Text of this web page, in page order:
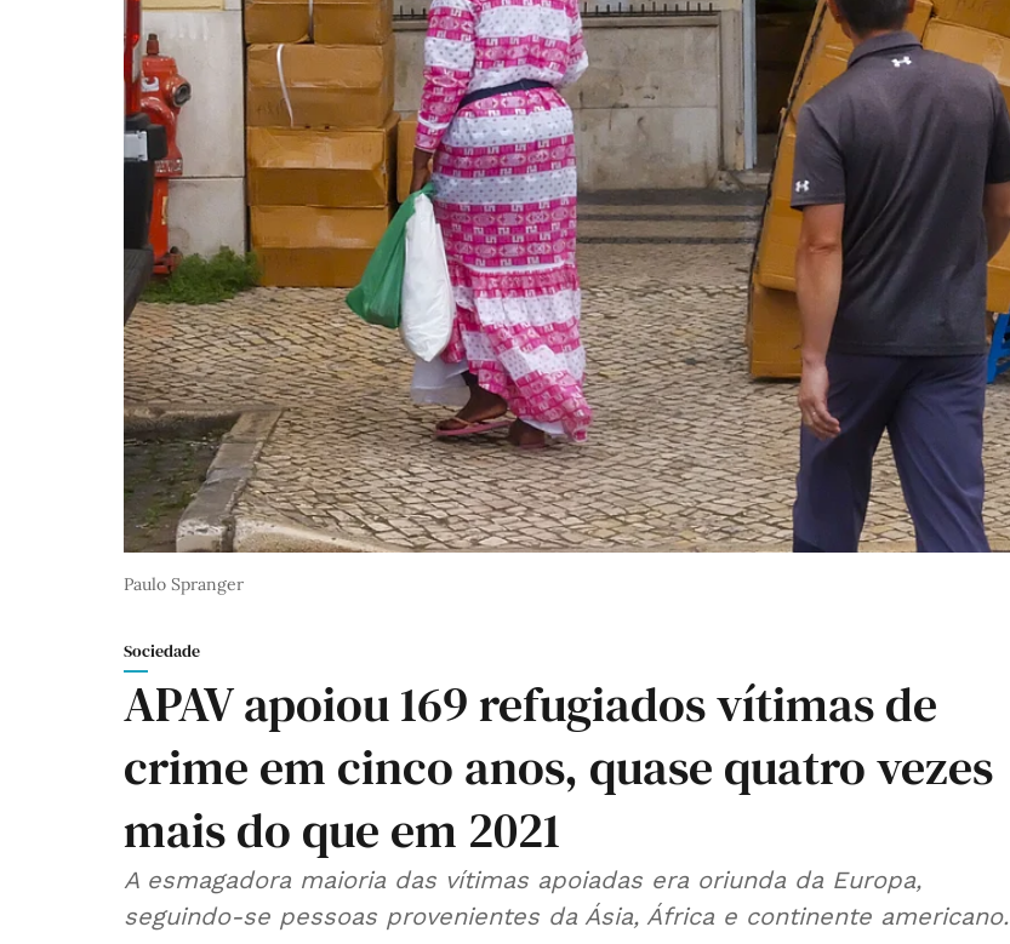
Paulo Spranger
Sociedade
APAV apoiou 169 refugiados vítimas de
crime em cinco anos, quase quatro vezes
mais do que em 2021
A esmagadora maioria das vítimas apoiadas era oriunda da Europa,
seguindo-se pessoas provenientes da Ásia, África e continente americano.